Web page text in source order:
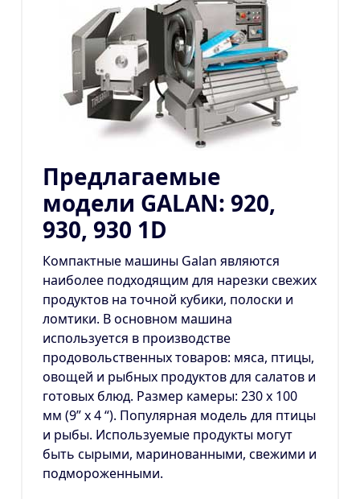
Предлагаемые
модели GALAN: 920,
930, 930 1D
Компактные машины Galan являются
наиболее подходящим для нарезки свежих
продуктов на точной кубики, полоски и
ломтики. В основном машина
используется в производстве
продовольственных товаров: мяса, птицы,
овощей и рыбных продуктов для салатов и
готовых блюд. Размер камеры: 230 х 100
мм (9” х 4 “). Популярная модель для птицы
и рыбы. Используемые продукты могут
быть сырыми, маринованными, свежими и
подмороженными.